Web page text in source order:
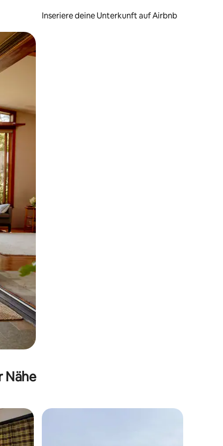
Inseriere deine Unterkunft auf Airbnb
oder Wischgesten.
Nähe